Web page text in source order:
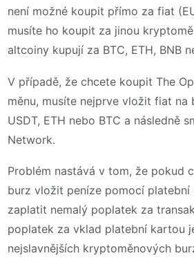
není možné koupit přímo za fiat
musíte ho koupit za jinou
altcoiny kupují za BTC, ETH, BNB
V případě, že chcete koupit The
měnu, musíte nejprve vložit fiat na
USDT, ETH nebo BTC a následně
Network.
Problém nastává v tom, že pokud
burz vložit peníze pomocí platební
zaplatit nemalý poplatek za
poplatek za vklad platební kartou
nejslavnějších kryptoměnových